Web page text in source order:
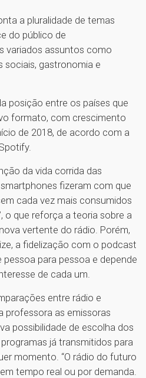
a pluralidade de temas
do público de
variados assuntos como
sociais, gastronomia e
posição entre os países que
formato, com crescimento
de 2018, de acordo com a
da vida corrida das
fizeram com que
cada vez mais consumidos
o que reforça a teoria sobre a
vertente do rádio. Porém,
a fidelização com o podcast
pessoa para pessoa e depende
de cada um.
entre rádio e
professora as emissoras
possibilidade de escolha dos
já transmitidos para
momento. “O rádio do futuro
tempo real ou por demanda.